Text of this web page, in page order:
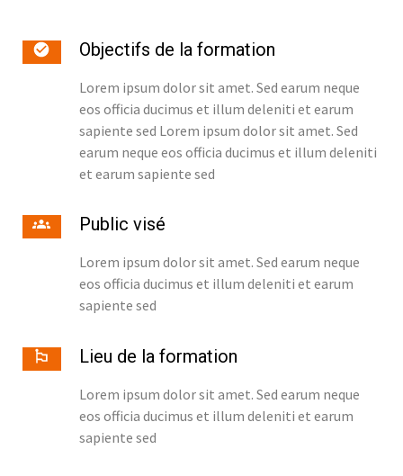
Objectifs de la formation
Lorem ipsum dolor sit amet. Sed earum neque
eos officia ducimus et illum deleniti et earum
sapiente sed Lorem ipsum dolor sit amet. Sed
earum neque eos officia ducimus et illum deleniti
et earum sapiente sed
Public visé
Lorem ipsum dolor sit amet. Sed earum neque
eos officia ducimus et illum deleniti et earum
sapiente sed
Lieu de la formation
Lorem ipsum dolor sit amet. Sed earum neque
eos officia ducimus et illum deleniti et earum
sapiente sed